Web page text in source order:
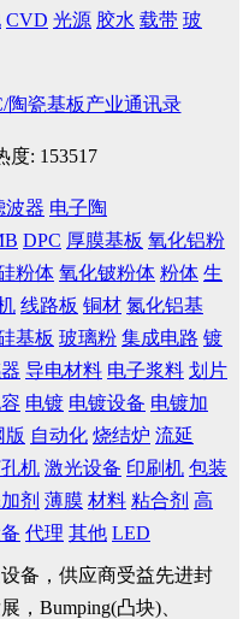
CVD 光源 胶水 载带 玻
陶瓷基板产业通讯录
度: 153517
波器 电子陶
DPC 厚膜基板 氧化铝粉
粉体 氧化铍粉体 粉体 生
线路板 铜材 氮化铝基
基板 玻璃粉 集成电路 镀
导电材料 电子浆料 划片
电镀 电镀设备 电镀加
版 自动化 烧结炉 流延
机 激光设备 印刷机 包装
剂 薄膜 材料 粘合剂 高
代理 其他 LED
备，供应商受益先进封
，Bumping(凸块)、